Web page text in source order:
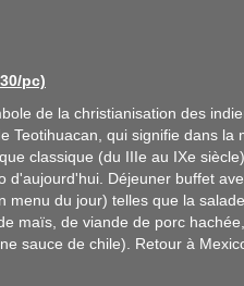
pc)
de la christianisation des
Teotihuacan, qui signifie dans la
classique (du IIIe au IXe
Déjeuner buffet
menu du jour) telles que la
maïs, de viande de porc
sauce de chile). Retour à